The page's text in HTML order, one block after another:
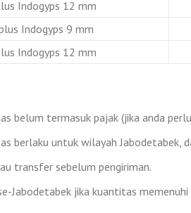
Indogyps 12 mm
Indogyps 9 mm
Indogyps 12 mm
belum termasuk pajak (jika anda
berlaku untuk wilayah Jabodetabek,
transfer sebelum pengiriman.
Jabodetabek jika kuantitas memenuhi